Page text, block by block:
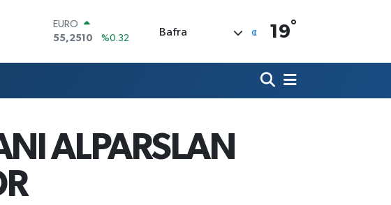
STERLİN
64,4811
%0.38
DOLAR
47,7436
%0.18
Bafra 19°
ALPARSLAN